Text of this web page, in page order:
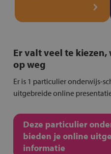
Er valt veel te
op weg
Er is 1 particulier onderwijs-
uitgebreide online
Deze particulier
bieden je online
informatie